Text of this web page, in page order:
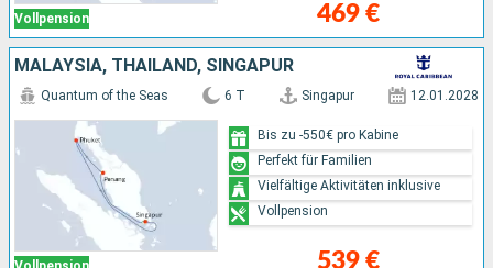
Vollpension 469 €
MALAYSIA, THAILAND, SINGAPUR
Quantum of the Seas 6 T Singapur 12.01.2028
539 €
Bis zu -550€ pro Kabine
Perfekt für Familien
Vielfältige Aktivitäten inklusive
Vollpension